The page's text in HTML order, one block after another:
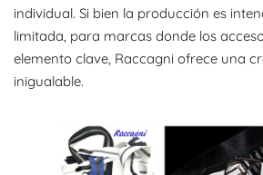
individual. Si bien la producción es
limitada, para marcas donde los
elemento clave, Raccagni ofrece una
inigualable.